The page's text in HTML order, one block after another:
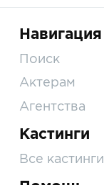
Навигация
Поиск
Актерам
Агентства
Кастинги
Все кастинги